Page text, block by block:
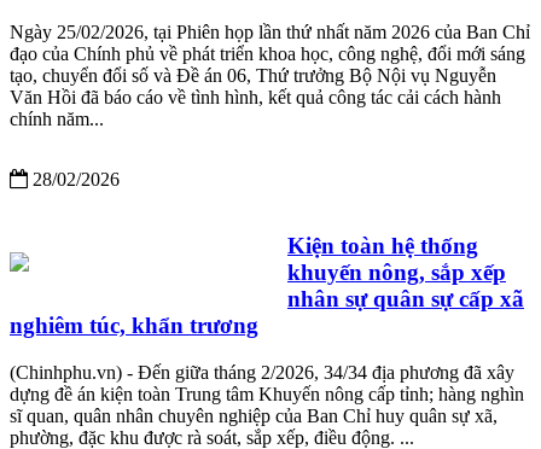
Ngày 25/02/2026, tại Phiên họp lần thứ nhất năm 2026 của Ban Chỉ
đạo của Chính phủ về phát triển khoa học, công nghệ, đổi mới sáng
tạo, chuyển đổi số và Đề án 06, Thứ trưởng Bộ Nội vụ Nguyễn
Văn Hồi đã báo cáo về tình hình, kết quả công tác cải cách hành
chính năm...
28/02/2026
Kiện toàn hệ thống
khuyến nông, sắp xếp
nhân sự quân sự cấp xã
nghiêm túc, khẩn trương
(Chinhphu.vn) - Đến giữa tháng 2/2026, 34/34 địa phương đã xây
dựng đề án kiện toàn Trung tâm Khuyến nông cấp tỉnh; hàng nghìn
sĩ quan, quân nhân chuyên nghiệp của Ban Chỉ huy quân sự xã,
phường, đặc khu được rà soát, sắp xếp, điều động. ...